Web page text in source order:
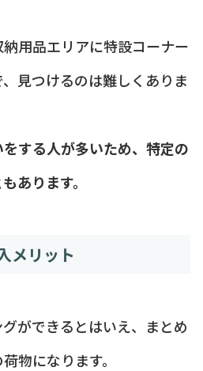
用品エリアに特設コーナー
見つけるのは難しくありま
する人が多いため、特定の
あります。
メリット
ができるとはいえ、まとめ
物になります。